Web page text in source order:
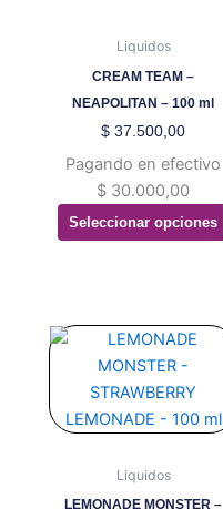
Liquidos
CREAM TEAM –
NEAPOLITAN – 100 ml
$ 37.500,00
Pagando en efectivo
$ 30.000,00
Seleccionar opciones
variantes.
Las
opciones
se
elegir
en
la
Liquidos
LEMONADE MONSTER –
Este
producto
tiene
múltiples
Las
opciones